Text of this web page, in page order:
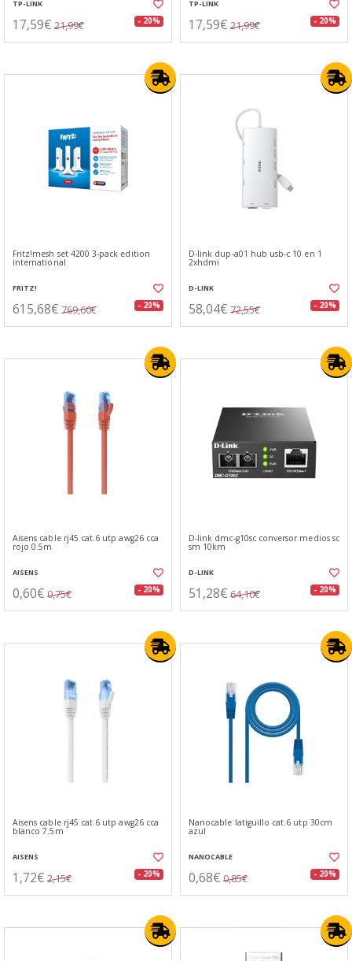
TP-LINK
17,59€ 21,99€ - 20%
TP-LINK
17,59€ 21,99€ - 20%
Fritz!mesh set 4200 3-pack edition
international
FRITZ!
615,68€ 769,60€ - 20%
D-link dup-a01 hub usb-c 10 en 1
2xhdmi
D-LINK
58,04€ 72,55€ - 20%
Aisens cable rj45 cat.6 utp awg26 cca
rojo 0.5m
AISENS
0,60€ 0,75€ - 20%
D-link dmc-g10sc conversor medios sc
sm 10km
D-LINK
51,28€ 64,10€ - 20%
Aisens cable rj45 cat.6 utp awg26 cca
blanco 7.5m
AISENS
1,72€ 2,15€ - 20%
Nanocable latiguillo cat.6 utp 30cm
azul
NANOCABLE
0,68€ 0,85€ - 20%